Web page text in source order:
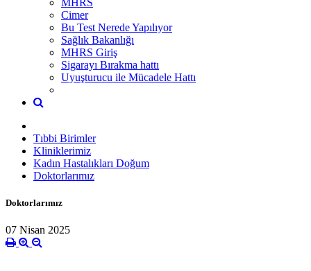
Cimer
Bu Test Nerede Yapılıyor
Sağlık Bakanlığı
MHRS Giriş
Sigarayı Bırakma hattı
Uyuşturucu ile Mücadele Hattı
Tıbbi Birimler
Kliniklerimiz
Kadın Hastalıkları Doğum
Doktorlarımız
Doktorlarımız
07 Nisan 2025